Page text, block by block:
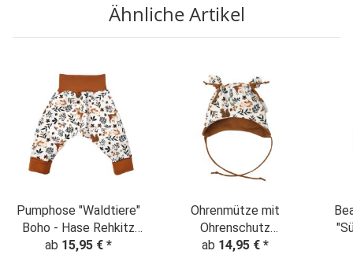
Ähnliche Artikel
Pumphose "Waldtiere"
Boho - Hase Rehkitz
Eichhörnchen - creme-
ab 15,95 € *
Ohrenmütze mit
Ohrenschutz
"Waldtiere" Boho -
ab 14,95 € *